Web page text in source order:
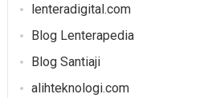
lenteradigital.com
Blog Lenterapedia
Blog Santiaji
alihteknologi.com